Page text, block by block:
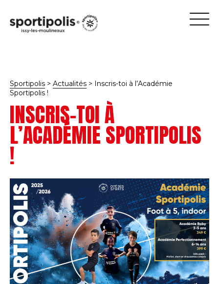
Sportipolis > Actualités > Inscris-toi à l’Académie
Sportipolis !
INSCRIS-TOI À
L’ACADÉMIE SPORTIPOLIS
!